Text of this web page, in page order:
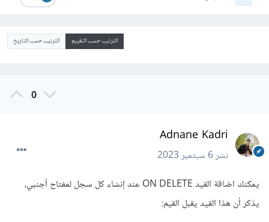
الترتيب حسب التقييم الترتيب حسب التاريخ
0
Adnane Kadri
نشر6 سبتمبر 2023
يمكنك اضافة القيد ON DELETE عند إنشاء كل سجل لمفتاح أجنبي،
يذكر أن هذا القيد يقبل القيم: